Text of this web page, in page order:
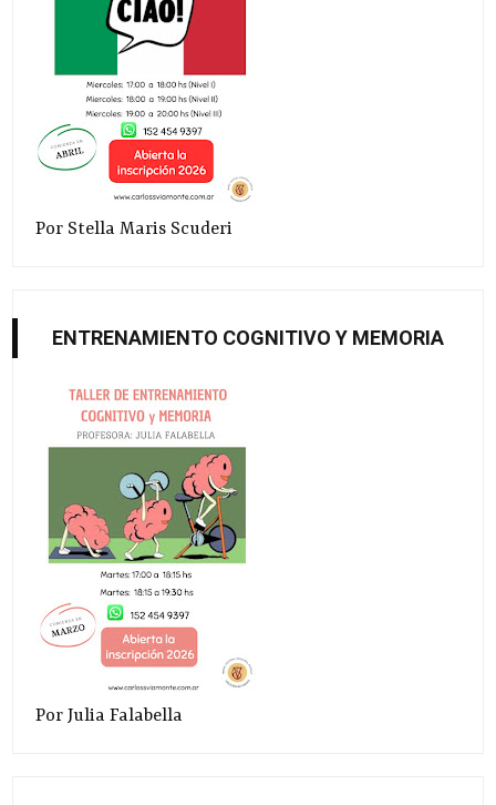
Por Stella Maris Scuderi
ENTRENAMIENTO COGNITIVO Y MEMORIA
Por Julia Falabella